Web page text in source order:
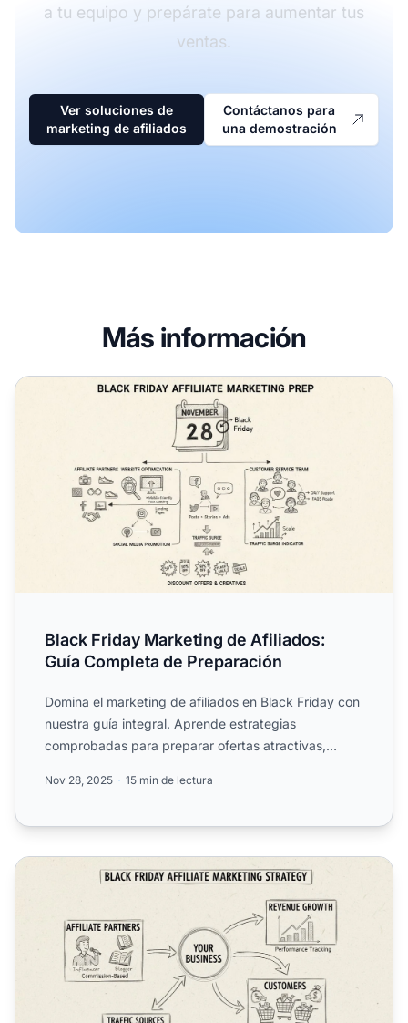
a tu equipo y prepárate para aumentar tus
ventas.
Ver soluciones de
marketing de afiliados
Contáctanos para
una demostración
Más información
Black Friday Marketing de Afiliados: Guía Completa de
Black Friday Marketing de Afiliados:
Guía Completa de Preparación
Domina el marketing de afiliados en Black Friday con
nuestra guía integral. Aprende estrategias
comprobadas para preparar ofertas atractivas,
Nov 28, 2025 15 min de lectura
¿Cómo puede el marketing de afiliados ayudar a